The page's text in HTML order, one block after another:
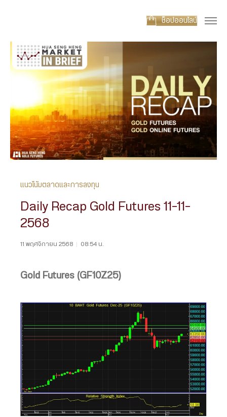
ช็อปออนไลน์
แนวโน้มตลาดและการลงทุน
Daily Recap Gold Futures 11-11-
2568
11 พฤศจิกายน 2568 | 08:54 น.
Gold Futures (GF10Z25)